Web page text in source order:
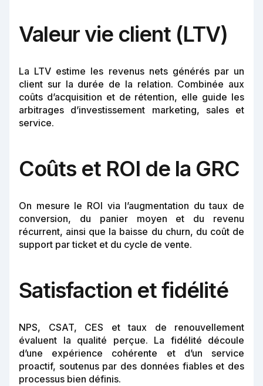
Valeur vie client (LTV)
La LTV estime les revenus nets générés par un
client sur la durée de la relation. Combinée aux
coûts d’acquisition et de rétention, elle guide les
arbitrages d’investissement marketing, sales et
service.
Coûts et ROI de la GRC
On mesure le ROI via l’augmentation du taux de
conversion, du panier moyen et du revenu
récurrent, ainsi que la baisse du churn, du coût de
support par ticket et du cycle de vente.
Satisfaction et fidélité
NPS, CSAT, CES et taux de renouvellement
évaluent la qualité perçue. La fidélité découle
d’une expérience cohérente et d’un service
proactif, soutenus par des données fiables et des
processus bien définis.